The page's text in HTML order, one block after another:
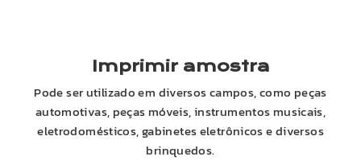
Imprimir amostra
Pode ser utilizado em diversos campos, como peças
automotivas, peças móveis, instrumentos musicais,
eletrodomésticos, gabinetes eletrônicos e diversos
brinquedos.